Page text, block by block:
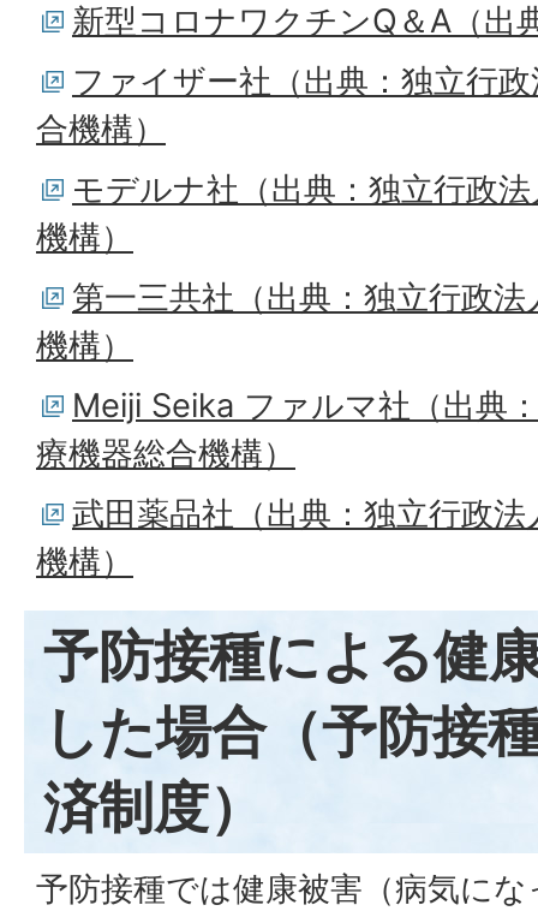
新型コロナワクチンQ＆A（出
ファイザー社（出典：独立行
合機構）
モデルナ社（出典：独立行政
機構）
第一三共社（出典：独立行政
機構）
Meiji Seika ファルマ社（出典
療機器総合機構）
武田薬品社（出典：独立行政
機構）
予防接種による健
した場合（予防接
済制度）
予防接種では健康被害（病気に